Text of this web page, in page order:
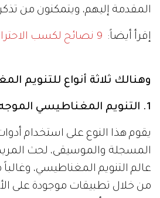
المقدمة إليهم، ويتمكنون من
إقرأ أيضاً: 9 نصائح لكسب الاحترام في علاقاتك
وهنالك ثلاثة أنواع للتنويم
1. التنويم المغناطيسي الموجه:
يقوم هذا النوع على استخدام
المسجلة والموسيقى، لحث
عالم التنويم المغناطيسي،
من خلال تطبيقات موجودة على